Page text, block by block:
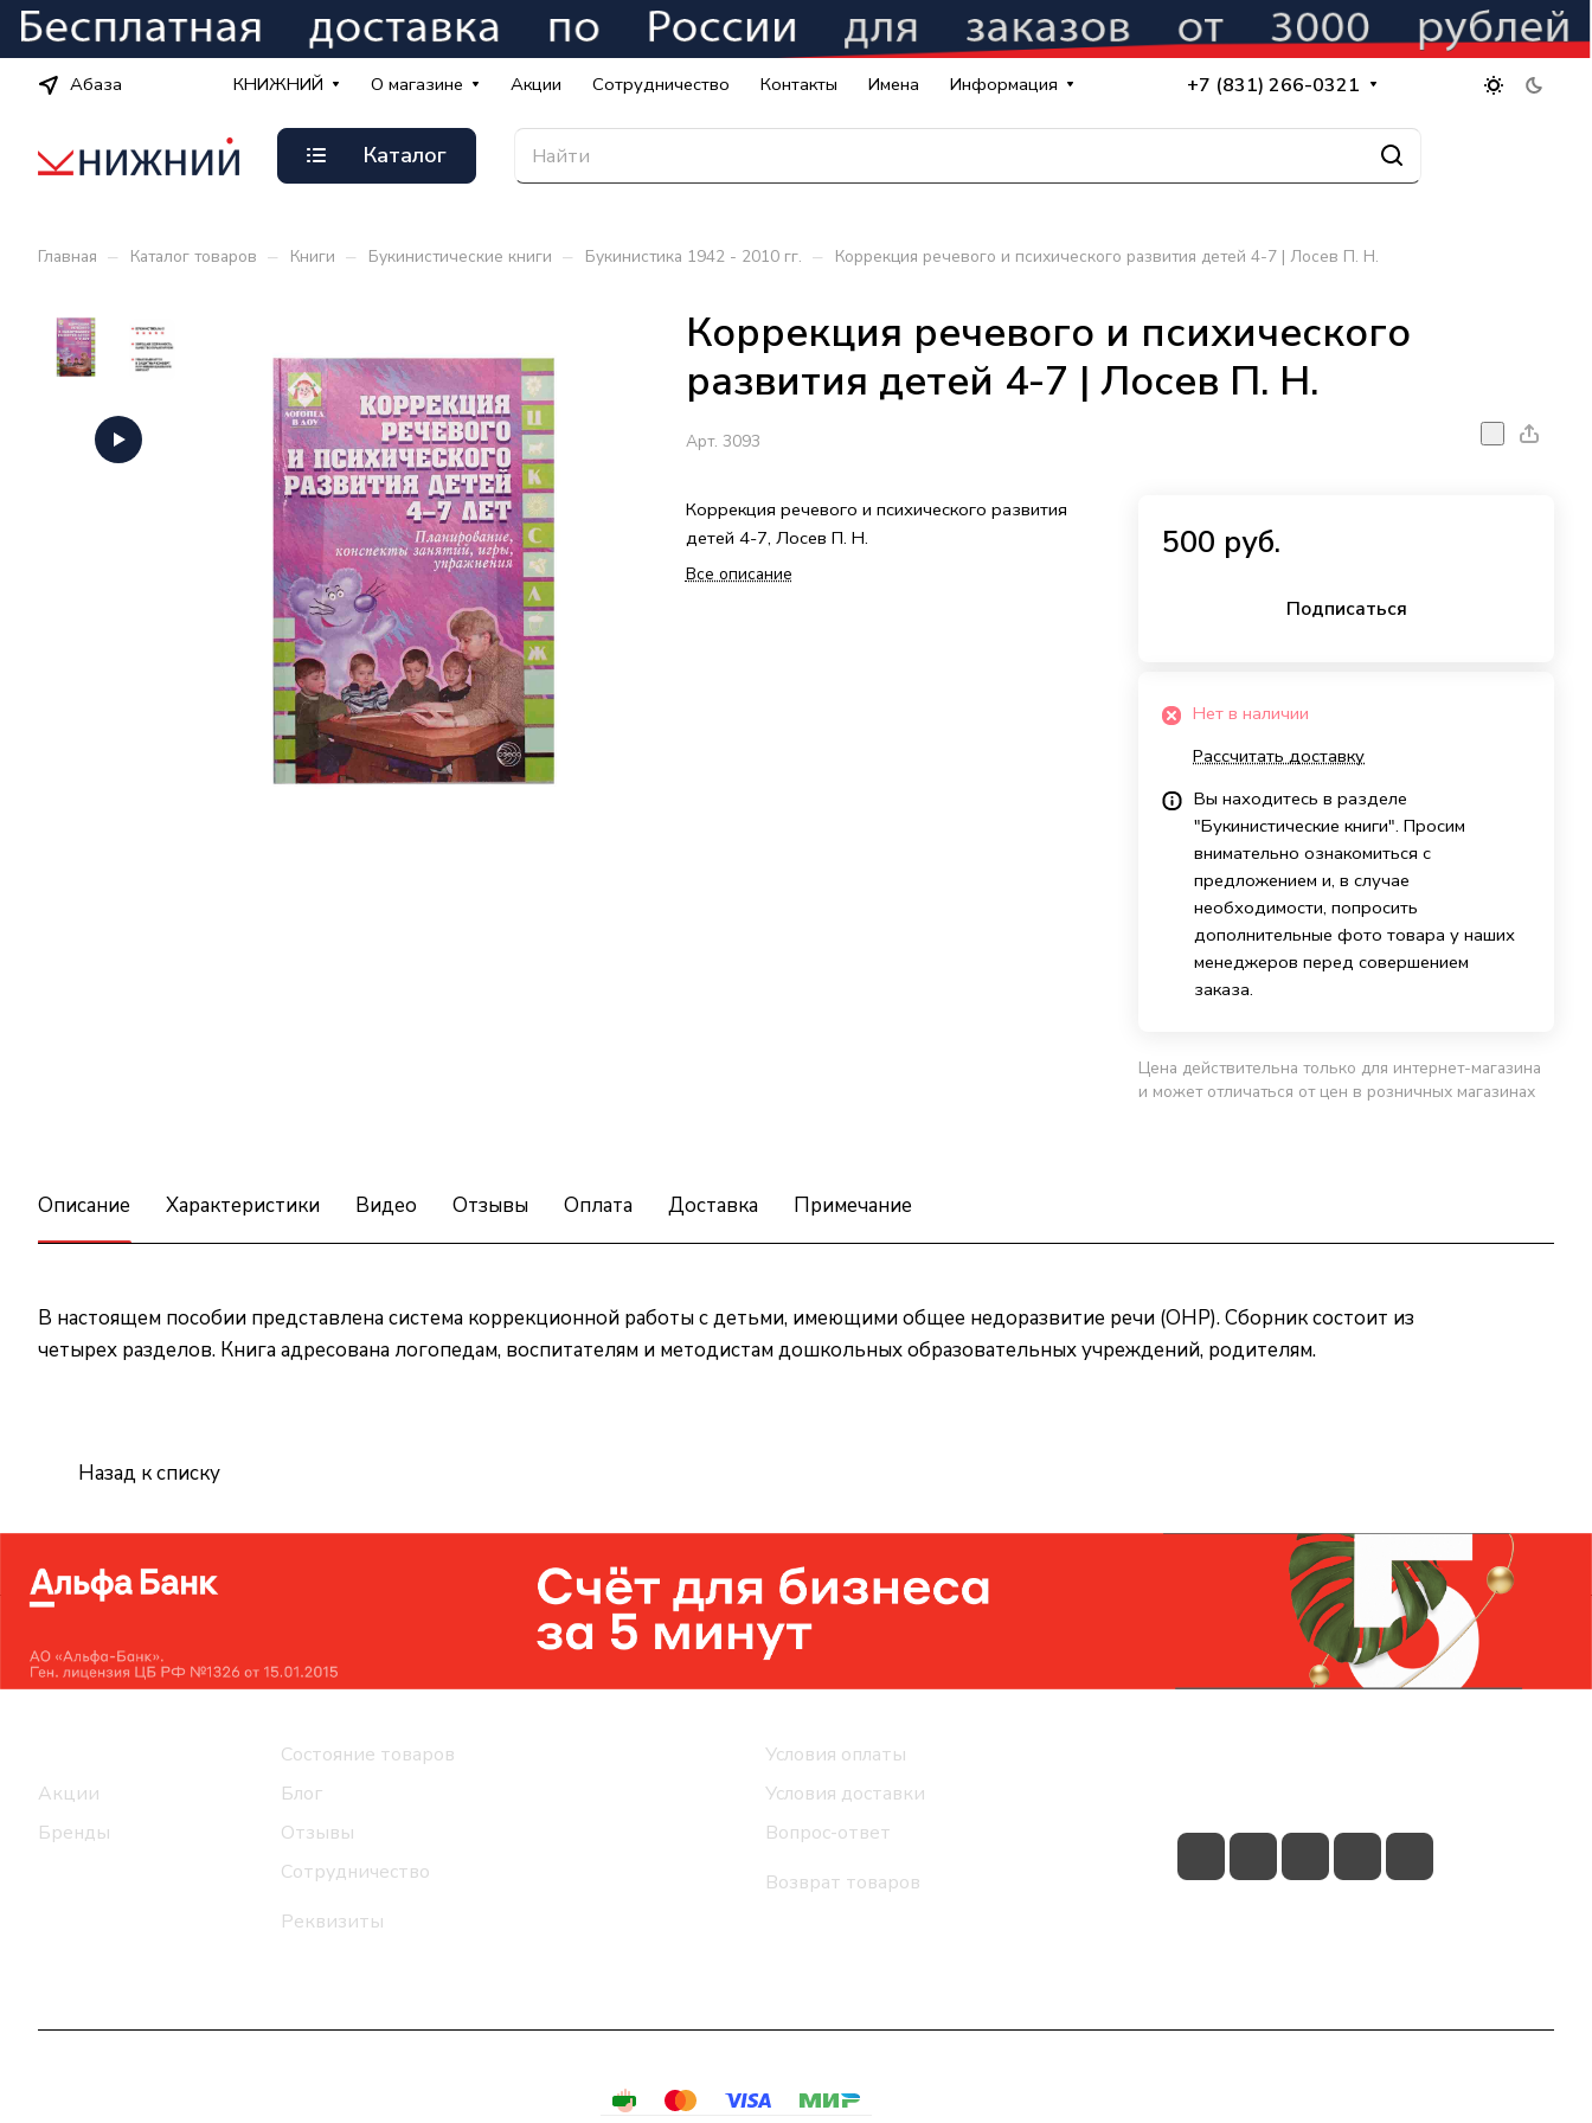
Абаза КНИЖНИЙ О магазине Акции Сотрудничество Контакты Имена Информация +7 (831) 266-0321
Каталог
Главная – Каталог товаров – Книги – Букинистические книги – Букинистика 1942 - 2010 гг. – Коррекция речевого и психического развития детей 4-7 | Лосев П. Н.
Коррекция речевого и психического
развития детей 4-7 | Лосев П. Н.
Арт. 3093
Коррекция речевого и психического развития
детей 4-7, Лосев П. Н.
Все описание
500 руб.
Подписаться
Нет в наличии
Рассчитать доставку
Вы находитесь в разделе
"Букинистические книги". Просим
внимательно ознакомиться с
предложением и, в случае
необходимости, попросить
дополнительные фото товара у наших
менеджеров перед совершением
заказа.
Цена действительна только для интернет-магазина
и может отличаться от цен в розничных магазинах
Описание Характеристики Видео Отзывы Оплата Доставка Примечание
В настоящем пособии представлена система коррекционной работы с детьми, имеющими общее недоразвитие речи (ОНР). Сборник состоит из
четырех разделов. Книга адресована логопедам, воспитателям и методистам дошкольных образовательных учреждений, родителям.
Назад к списку
Акции
Бренды
Состояние товаров
Блог
Отзывы
Сотрудничество
Реквизиты
Условия оплаты
Условия доставки
Вопрос-ответ
Возврат товаров